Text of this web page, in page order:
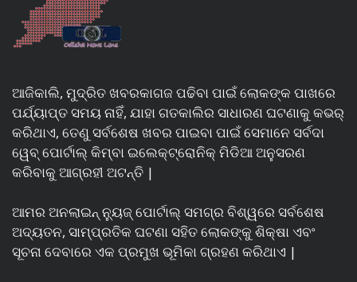
ଆଜିକାଲି, ମୁଦ୍ରିତ ଖବରକାଗଜ ପଢିବା ପାଇଁ ଲୋକଙ୍କ ପାଖରେ
ପର୍ଯ୍ୟାପ୍ତ ସମୟ ନାହିଁ, ଯାହା ଗତକାଲିର ସାଧାରଣ ଘଟଣାକୁ କଭର୍
କରିଥାଏ, ତେଣୁ ସର୍ବଶେଷ ଖବର ପାଇବା ପାଇଁ ସେମାନେ ସର୍ବଦା
ୱେବ୍ ପୋର୍ଟାଲ୍ କିମ୍ବା ଇଲେକ୍ଟ୍ରୋନିକ୍ ମିଡିଆ ଅନୁସରଣ
କରିବାକୁ ଆଗ୍ରହୀ ଅଟନ୍ତି |
ଆମର ଅନଲାଇନ୍ ନ୍ୟୁଜ୍ ପୋର୍ଟାଲ୍ ସମଗ୍ର ବିଶ୍ୱରେ ସର୍ବଶେଷ
ଅଦ୍ୟତନ, ସାମ୍ପ୍ରତିକ ଘଟଣା ସହିତ ଲୋକଙ୍କୁ ଶିକ୍ଷା ଏବଂ
ସୂଚନା ଦେବାରେ ଏକ ପ୍ରମୁଖ ଭୂମିକା ଗ୍ରହଣ କରିଥାଏ |